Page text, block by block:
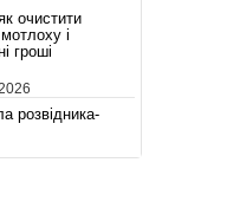
очистити
і
гроші
розвідника-